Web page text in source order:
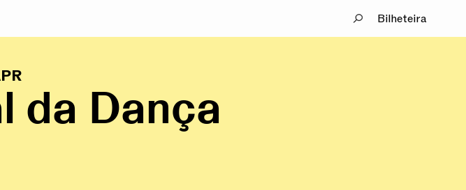
Bilheteira
da Dança